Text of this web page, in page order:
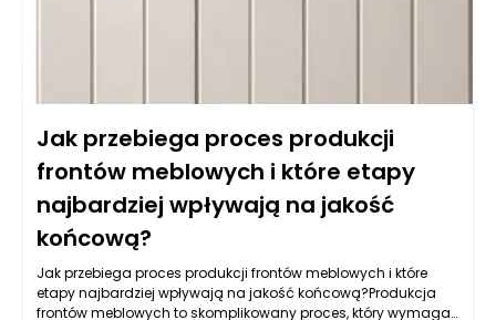
Jak przebiega proces produkcji
frontów meblowych i które etapy
najbardziej wpływają na jakość
końcową?
Jak przebiega proces produkcji frontów meblowych i które
etapy najbardziej wpływają na jakość końcową?Produkcja
frontów meblowych to skomplikowany proces, który wymaga